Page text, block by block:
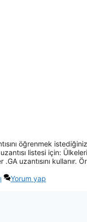
öğrenmek istediğiniz
listesi için:
uzantısını kullanır.
Yorum yap